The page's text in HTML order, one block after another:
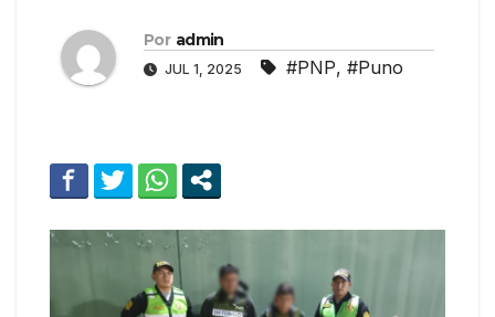
Por admin
JUL 1, 2025 #PNP, #Puno